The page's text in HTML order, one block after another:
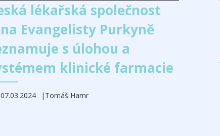
lékařská společnost
Evangelisty Purkyně
s úlohou a
klinické farmacie
07.03.2024 Tomáš Hamr